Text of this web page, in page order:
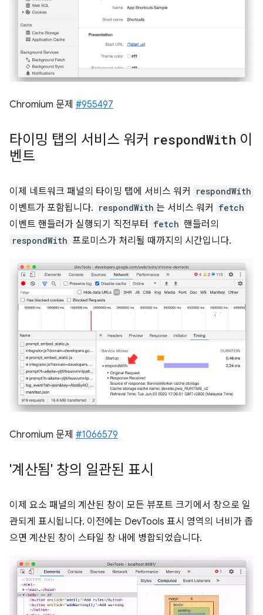
Chromium 문제 #955497
타이밍 탭의 서비스 워커 respondWith 이
벤트
이제 네트워크 패널의 타이밍 탭에 서비스 워커 respondWith
이벤트가 포함됩니다. respondWith 는 서비스 워커 fetch
이벤트 핸들러가 실행되기 직전부터 fetch 핸들러의
respondWith 프로미스가 처리될 때까지의 시간입니다.
Chromium 문제 #1066579
'계산됨' 창의 일관된 표시
이제 요소 패널의 계산된 창이 모든 뷰포트 크기에서 창으로 일
관되게 표시됩니다. 이전에는 DevTools 표시 영역의 너비가 좁
으면 계산된 창이 스타일 창 내에 병합되었습니다.